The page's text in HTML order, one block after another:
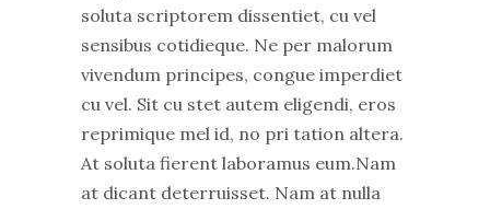
soluta scriptorem dissentiet, cu vel
sensibus cotidieque. Ne per malorum
vivendum principes, congue imperdiet
cu vel. Sit cu stet autem eligendi, eros
reprimique mel id, no pri tation altera.
At soluta fierent laboramus eum.Nam
at dicant deterruisset. Nam at nulla